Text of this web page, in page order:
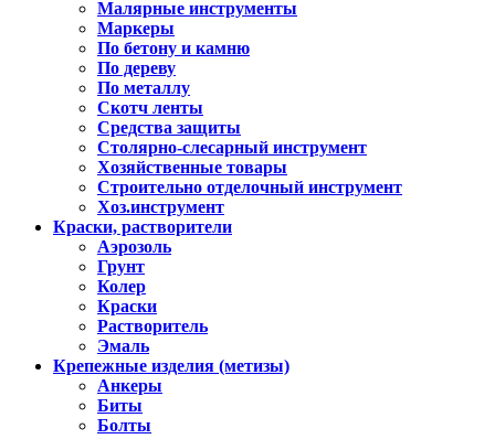
Малярные инструменты
Маркеры
По бетону и камню
По дереву
По металлу
Скотч ленты
Средства защиты
Столярно-слесарный инструмент
Хозяйственные товары
Строительно отделочный инструмент
Хоз.инструмент
Краски, растворители
Аэрозоль
Грунт
Колер
Краски
Растворитель
Эмаль
Крепежные изделия (метизы)
Анкеры
Биты
Болты